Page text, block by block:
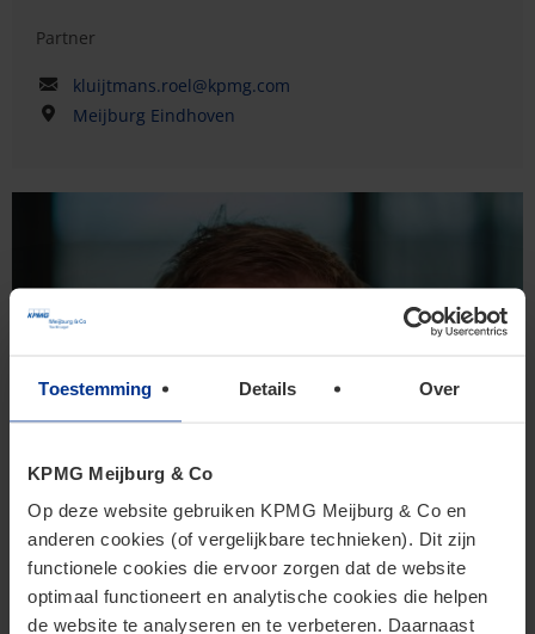
Toestemming Details Over
KPMG Meijburg & Co
Op deze website gebruiken KPMG Meijburg & Co en
anderen cookies (of vergelijkbare technieken). Dit zijn
functionele cookies die ervoor zorgen dat de website
optimaal functioneert en analytische cookies die helpen
de website te analyseren en te verbeteren. Daarnaast
Partner
kluijtmans.roel@kpmg.com
Meijburg Eindhoven